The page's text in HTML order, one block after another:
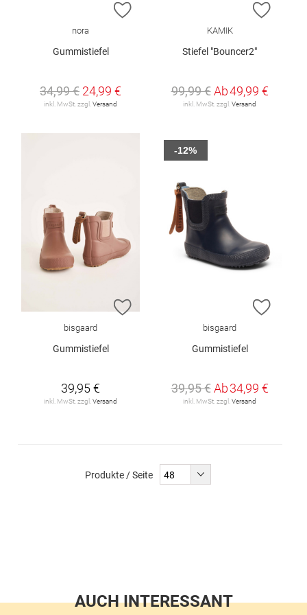
ZUR WUNSCHLISTE HINZUFÜGEN
nora
Gummistiefel
34,99 € 24,99 €
inkl. MwSt. zzgl.Versand
ZUR
KAMIK
Stiefel "Bouncer2"
99,99 € Ab49,99 €
inkl. MwSt. zzgl.Versand
ZUR WUNSCHLISTE HINZUFÜGEN
bisgaard
Gummistiefel
39,95 €
inkl. MwSt. zzgl. Versand
ZUR
bisgaard
Gummistiefel
39,95 € Ab34,99 €
inkl. MwSt. zzgl. Versand
-12%
Produkte / Seite
AUCH INTERESSANT